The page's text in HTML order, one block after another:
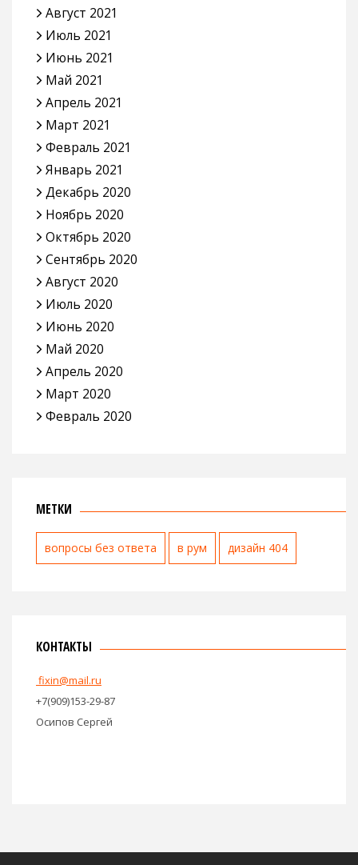
Август 2021
Июль 2021
Июнь 2021
Май 2021
Апрель 2021
Март 2021
Февраль 2021
Январь 2021
Декабрь 2020
Ноябрь 2020
Октябрь 2020
Сентябрь 2020
Август 2020
Июль 2020
Июнь 2020
Май 2020
Апрель 2020
Март 2020
Февраль 2020
МЕТКИ
вопросы без ответа в рум дизайн 404
КОНТАКТЫ
fixin@mail.ru
+7(909)153-29-87
Осипов Сергей